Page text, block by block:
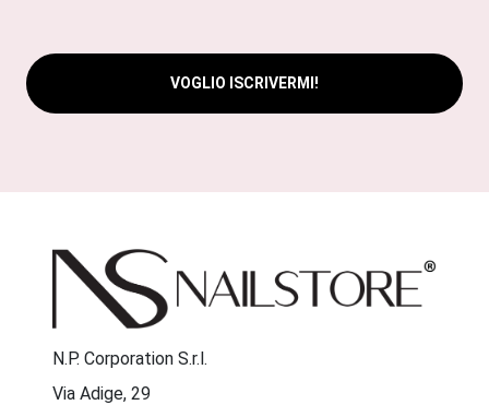
VOGLIO ISCRIVERMI!
N.P. Corporation S.r.l.
Via Adige, 29